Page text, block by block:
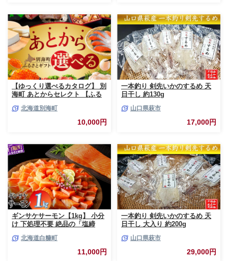
モン サケ
【ゆっくり選べるカタログ】 別
海町 あとからセレクト 【ふる
とから選べる！ ギフト いくら
ほたて 海鮮 牛肉 ケーキ アイス
【BY0000010】（ 後から選べ
カタログギフト あとからカタロ
グ あとからカタログポイント
あとからカタログギフト ふるさ
と納税 ）
北海道別海町
10,000円
一本釣り 剣先いかのするめ 天
日干し 約130g
山口県萩市
17,000円
ギンサケサーモン【1kg】 小分
け 下処理不要 絶品の「塩締
サーモン 鮭 魚 銀鮭 刺身 生食
用 さけ サケ ふるさと ランキン
グ 人気 魚介類 魚介 北海道 白
北海道白糠町
11,000円
一本釣り 剣先いかのするめ 天
日干し 大入り 約200g
山口県萩市
29,000円